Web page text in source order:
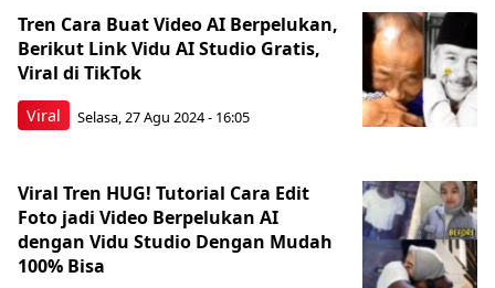
Viral
Tren Cara Buat Video AI Berpelukan,
Berikut Link Vidu AI Studio Gratis,
Viral di TikTok
Selasa, 27 Agu 2024 - 16:05
Viral Tren HUG! Tutorial Cara Edit
Foto jadi Video Berpelukan AI
dengan Vidu Studio Dengan Mudah
100% Bisa